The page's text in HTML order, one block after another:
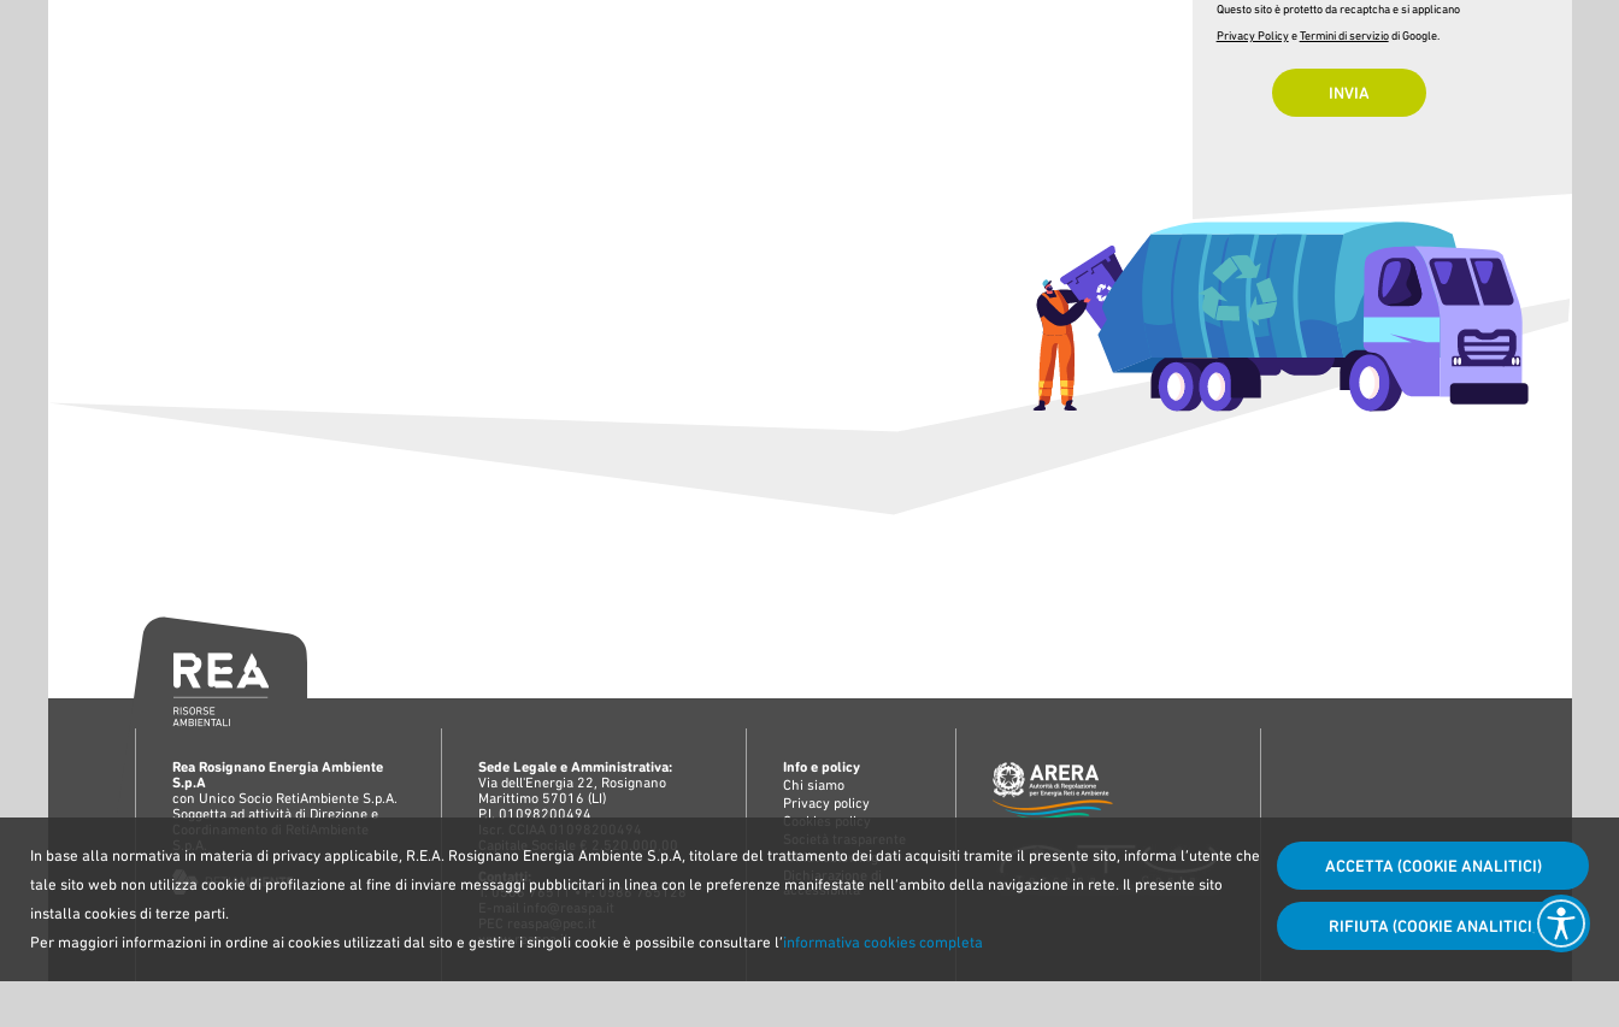
Questo sito è protetto da recaptcha e si applicano
Privacy PolicyeTermini di serviziodi Google.
Rea Rosignano Energia Ambiente
S.p.A
con Unico Socio RetiAmbiente S.p.A.
Soggetta ad attività di Direzione e
Sede Legale e Amministrativa:
Via dell'Energia 22, Rosignano
Marittimo 57016 (LI)
P.I. 01098200494
Contatti:
T. 0586 76511 • F. 0586 765128
www.reaspa.it
Info e policy
Chi siamo
Privacy policy
Cookies policy
Whistleblowing
Dichiarazione di
accessibilità
In base alla normativa in materia di privacy applicabile, R.E.A. Rosignano Energia Ambiente S.p.A, titolare del trattamento dei dati acquisiti tramite il presente sito, informa l’utente che
tale sito web non utilizza cookie di profilazione al fine di inviare messaggi pubblicitari in linea con le preferenze manifestate nell’ambito della navigazione in rete. Il presente sito
installa cookies di terze parti.
Per maggiori informazioni in ordine ai cookies utilizzati dal sito e gestire i singoli cookie è possibile consultare l’informativa cookies completa
ACCETTA (COOKIE ANALITICI)
RIFIUTA (COOKIE ANALITICI)